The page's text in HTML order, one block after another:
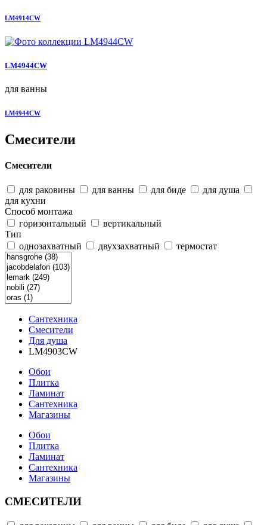
LM4914CW
LM4944CW
для ванны
LM4944CW
Смесители
Смесители
для раковины для ванны для биде
для душа
для кухни
Способ монтажа
горизонтальный
вертикальный
Тип
однозахватный
двухзахватный термостат
Сантехника
Смесители
Для душа
LM4903CW
Обои
Плитка
Ламинат
Сантехника
Магазины
Обои
Плитка
Ламинат
Сантехника
Магазины
СМЕСИТЕЛИ